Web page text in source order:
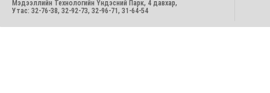
Мэдээллийн Технологийн Үндэсний Парк, 4 давхар,
Утас: 32-76-38, 32-92-73, 32-96-71, 31-64-54